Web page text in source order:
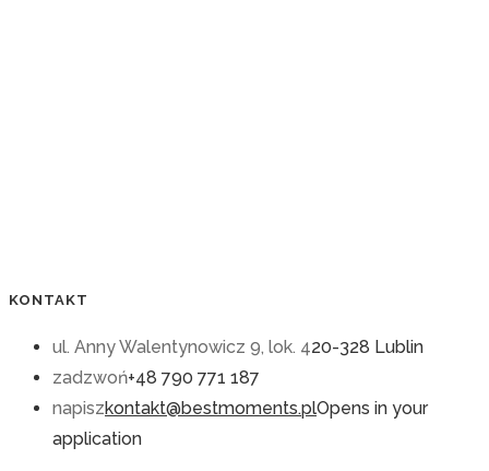
KONTAKT
ul. Anny Walentynowicz 9, lok. 420-328 Lublin
zadzwoń+48 790 771 187
napiszkontakt@bestmoments.plOpens in your
application